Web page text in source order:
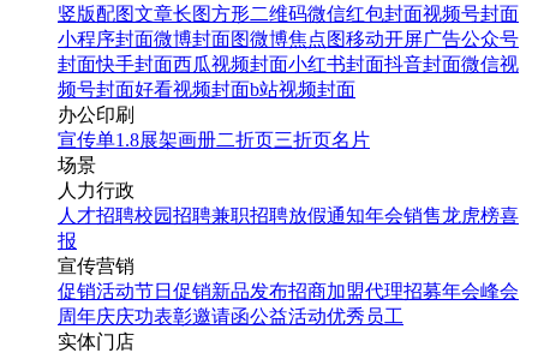
竖版配图文章长图方形二维码微信红包封面视频号封面
小程序封面微博封面图微博焦点图移动开屏广告公众号
封面快手封面西瓜视频封面小红书封面抖音封面微信视
频号封面好看视频封面b站视频封面
办公印刷
宣传单1.8展架画册二折页三折页名片
场景
人力行政
人才招聘校园招聘兼职招聘放假通知年会销售龙虎榜喜
报
宣传营销
促销活动节日促销新品发布招商加盟代理招募年会峰会
周年庆庆功表彰邀请函公益活动优秀员工
实体门店